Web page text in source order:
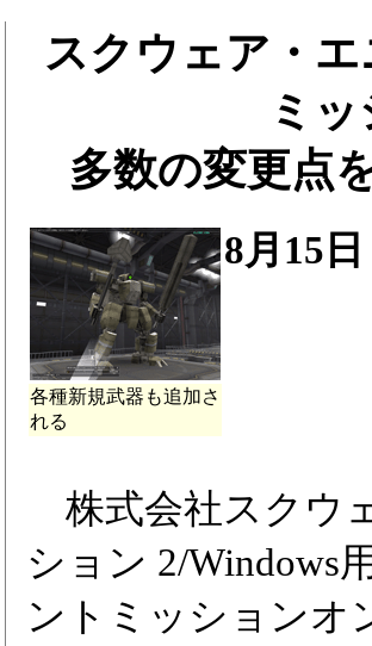
スクウェア・
ミ
多数の変更点
各種新規武器も追加さ
れる
8月15
株式会社スクウ
ション 2/Windows
ントミッションオ